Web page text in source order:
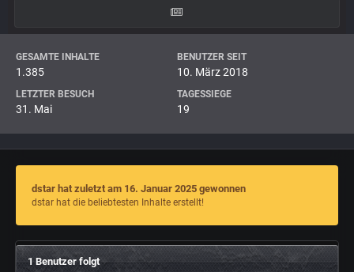
GESAMTE INHALTE
1.385
BENUTZER SEIT
10. März 2018
LETZTER BESUCH
31. Mai
TAGESSIEGE
19
dstar hat zuletzt am 16. Januar 2025 gewonnen
dstar hat die beliebtesten Inhalte erstellt!
1 Benutzer folgt